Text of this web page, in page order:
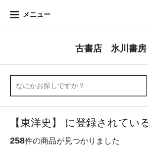
メニュー
古書店 氷川書房
【東洋史】 に登録されてい
258件の商品が見つかりました